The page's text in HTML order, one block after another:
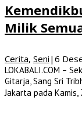
Milik
Cerita, Seni | 6
LOKABALI.COM –
Gitarja, Sang Sri
Jakarta pada Kamis,